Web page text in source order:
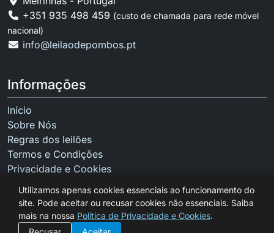
+351 935 498 459 (custo de chamada para rede móvel
nacional)
info@leilaodepombos.pt
Informações
Início
Sobre Nós
Regras dos leilões
Termos e Condições
Privacidade e Cookies
Contactos
Utilizamos apenas cookies essenciais ao funcionamento do
site. Pode aceitar ou recusar cookies não essenciais. Saiba
mais na nossa Política de Privacidade e Cookies.